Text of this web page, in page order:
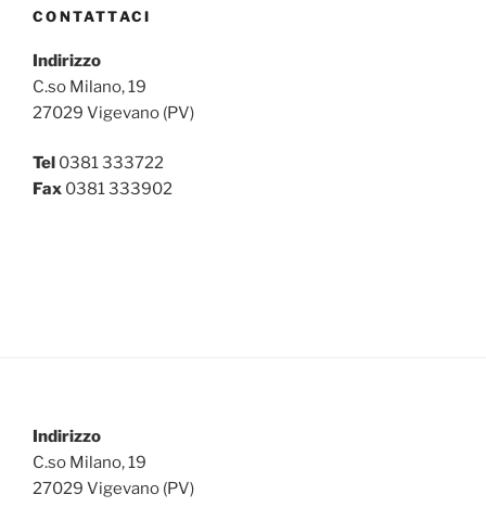
CONTATTACI
Indirizzo
C.so Milano, 19
27029 Vigevano (PV)
Tel 0381 333722
Fax 0381 333902
Indirizzo
C.so Milano, 19
27029 Vigevano (PV)